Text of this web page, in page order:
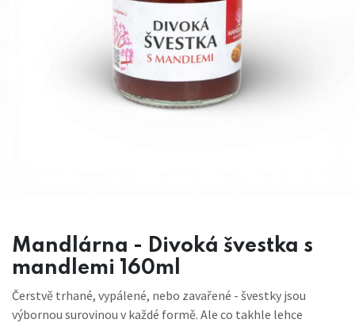
Mandlárna - Divoká švestka s
mandlemi 160ml
Čerstvě trhané, vypálené, nebo zavařené - švestky jsou
výbornou surovinou v každé formě. Ale co takhle lehce